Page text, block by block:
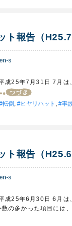
ト報告（H25.7
s
成25年7月31日 7月は
転倒 , ヒヤリハット , 事
ト報告（H25.6
s
成25年6月30日 6月は
の多かった項目には